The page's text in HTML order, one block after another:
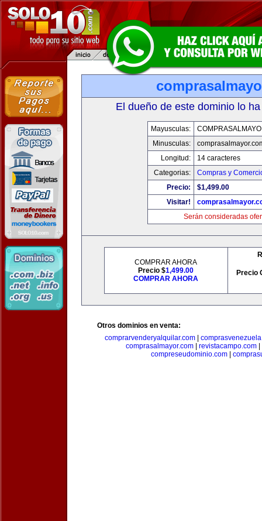
El dueño de este dominio lo
Mayusculas:
Minusculas:
Longitud:
14 caracteres
Categorias:
Compras y
Precio:
$1,499.00
Visitar!
Serán consideradas
COMPRAR AHORA
Precio $1,499.00
COMPRAR AHORA
Precio
Otros dominios en venta:
comprarvenderyalquilar.com|
comprasalmayor.com| revistacampo.com|
compreseudominio.com|